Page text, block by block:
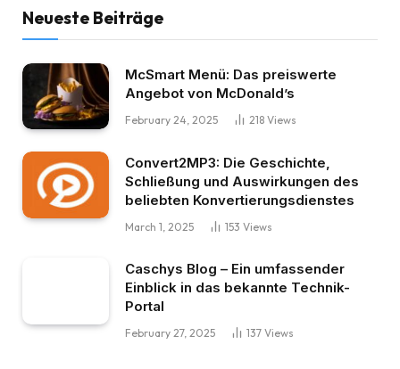
Neueste Beiträge
McSmart Menü: Das preiswerte
Angebot von McDonald’s
February 24, 2025 218 Views
Convert2MP3: Die Geschichte,
Schließung und Auswirkungen des
beliebten Konvertierungsdienstes
March 1, 2025 153 Views
Caschys Blog – Ein umfassender
Einblick in das bekannte Technik-
Portal
February 27, 2025 137 Views